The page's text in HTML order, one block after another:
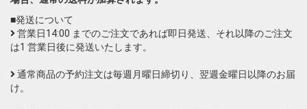
■発送について
営業日14:00 までのご注文であれば即日発送、それ以降のご注文
は1 営業日後に発送いたします。
通常商品の予約注文は毎週月曜日締切り、翌週金曜日以降のお届
け。